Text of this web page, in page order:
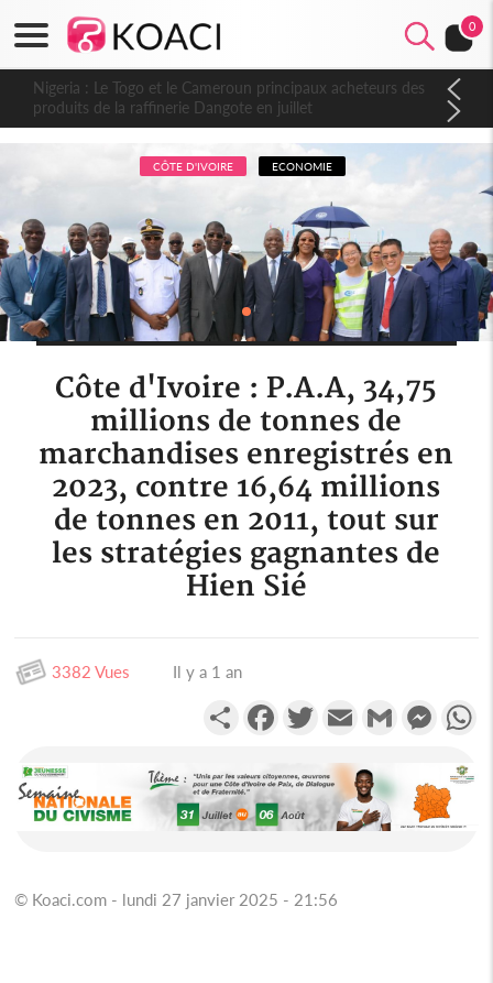
0
Nigeria : Le Togo et le Cameroun principaux acheteurs des
produits de la raffinerie Dangote en juillet
CÔTE D'IVOIRE ECONOMIE
Côte d'Ivoire : P.A.A, 34,75
millions de tonnes de
marchandises enregistrés en
2023, contre 16,64 millions
de tonnes en 2011, tout sur
les stratégies gagnantes de
Hien Sié
3382 Vues Il y a 1 an
PartagerFacebookTwitterEmail Gmail
© Koaci.com - lundi 27 janvier 2025 - 21:56